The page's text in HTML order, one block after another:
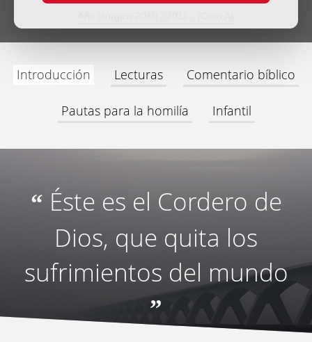
Introducción Lecturas Comentario bíblico
Pautas para la homilía Infantil
“ Éste es el Cordero de
Dios, que quita los
sufrimientos del mundo
”